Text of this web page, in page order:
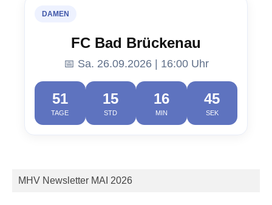
DAMEN
FC Bad Brückenau
📅 Sa. 26.09.2026 | 16:00 Uhr
51
TAGE
15
STD
16
MIN
44
SEK
MHV Newsletter MAI 2026